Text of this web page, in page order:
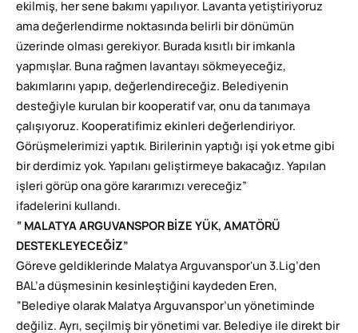
ekilmiş, her sene bakımı yapılıyor. Lavanta yetiştiriyoruz
ama değerlendirme noktasında belirli bir dönümün
üzerinde olması gerekiyor. Burada kısıtlı bir imkanla
yapmışlar. Buna rağmen lavantayı sökmeyeceğiz,
bakımlarını yapıp, değerlendireceğiz. Belediyenin
desteğiyle kurulan bir kooperatif var, onu da tanımaya
çalışıyoruz. Kooperatifimiz ekinleri değerlendiriyor.
Görüşmelerimizi yaptık. Birilerinin yaptığı işi yok etme gibi
bir derdimiz yok. Yapılanı geliştirmeye bakacağız. Yapılan
işleri görüp ona göre kararımızı vereceğiz”
ifadelerini kullandı.
“ MALATYA ARGUVANSPOR BİZE YÜK, AMATÖRÜ
DESTEKLEYECEĞİZ”
Göreve geldiklerinde Malatya Arguvanspor'un 3.Lig’den
BAL’a düşmesinin kesinleştiğini kaydeden Eren,
“Belediye olarak Malatya Arguvanspor’un yönetiminde
değiliz. Ayrı, seçilmiş bir yönetimi var. Belediye ile direkt bir